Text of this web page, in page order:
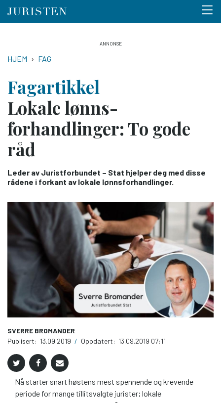
hovedinnhold
Menu
NAVIGASJONSSTI
HJEM FAG
Fagartikkel
Lokale lønns­
forhandlinger: To gode
råd
Leder av Juristforbundet – Stat hjelper deg med disse
rådene i forkant av lokale lønnsforhandlinger.
SVERRE BROMANDER
Publisert: 13.09.2019 / Oppdatert: 13.09.2019 07:11
Nå starter snart høstens mest spennende og krevende
periode for mange tillitsvalgte jurister; lokale